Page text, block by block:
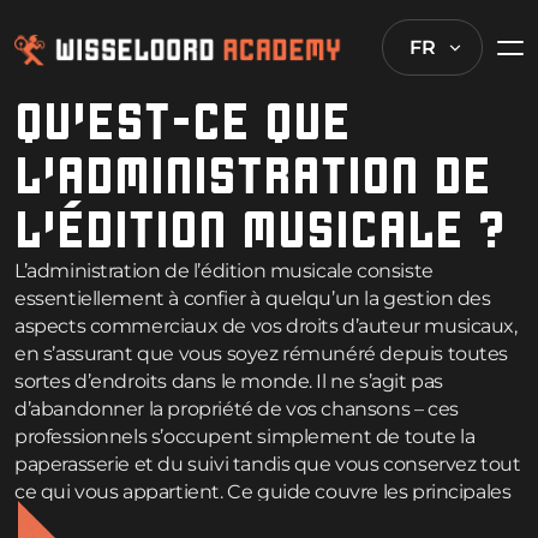
FR
QU’EST-CE QUE
L’ADMINISTRATION DE
L’ÉDITION MUSICALE ?
L’administration de l’édition musicale consiste
essentiellement à confier à quelqu’un la gestion des
aspects commerciaux de vos droits d’auteur musicaux,
en s’assurant que vous soyez rémunéré depuis toutes
sortes d’endroits dans le monde. Il ne s’agit pas
d’abandonner la propriété de vos chansons – ces
professionnels s’occupent simplement de toute la
paperasserie et du suivi tandis que vous conservez tout
ce qui vous appartient. Ce guide couvre les principales
questions que se posent les gens sur le